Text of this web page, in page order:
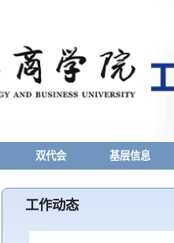
双代会 基层信息
工作动态